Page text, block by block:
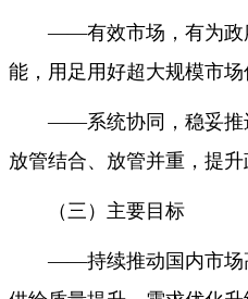
——有效市场，有为政
能，用足用好超大规模市
——系统协同，稳妥推
放管结合、放管并重，提
（三）主要目标
——持续推动国内市场